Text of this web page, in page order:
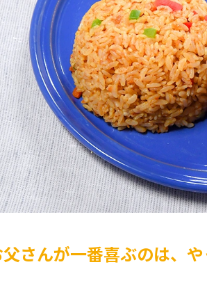
父さんが一番喜ぶのは、